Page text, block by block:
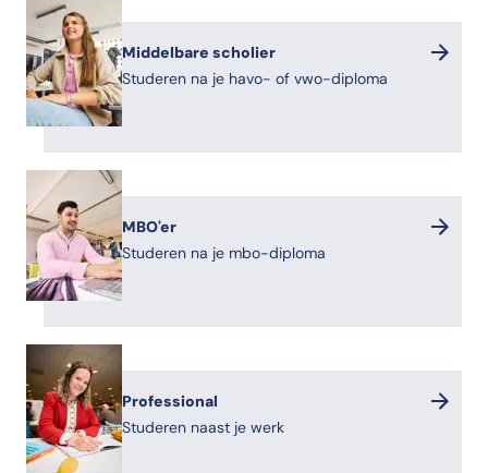
Middelbare scholier
Studeren na je havo- of vwo-diploma
MBO'er
Studeren na je mbo-diploma
Professional
Studeren naast je werk